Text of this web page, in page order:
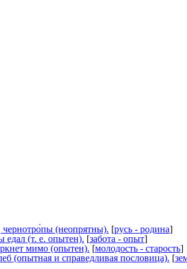
(неопрятны). [русь - родина]
едал (т. е. опытен). [забота - опыт]
мимо (опытен). [молодость - старость]
(опытная и справедливая пословица). [